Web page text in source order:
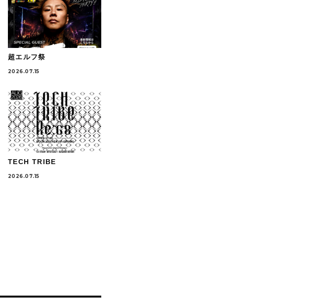
超エルフ祭
2026.07.15
TECH TRIBE
2026.07.15